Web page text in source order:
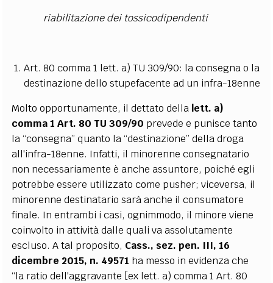
riabilitazione dei tossicodipendenti
Art. 80 comma 1 lett. a) TU 309/90: la consegna o la
destinazione dello stupefacente ad un infra-18enne
Molto opportunamente, il dettato della lett. a)
comma 1 Art. 80 TU 309/90 prevede e punisce tanto
la “consegna” quanto la “destinazione” della droga
all'infra-18enne. Infatti, il minorenne consegnatario
non necessariamente è anche assuntore, poiché egli
potrebbe essere utilizzato come pusher; viceversa, il
minorenne destinatario sarà anche il consumatore
finale. In entrambi i casi, ognimmodo, il minore viene
coinvolto in attività dalle quali va assolutamente
escluso. A tal proposito, Cass., sez. pen. III, 16
dicembre 2015, n. 49571 ha messo in evidenza che
“la ratio dell'aggravante [ex lett. a) comma 1 Art. 80